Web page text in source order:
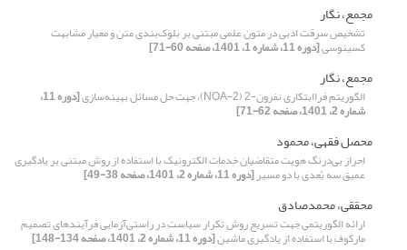
مجمع، نگار
تشخیص سرقت ادبی در متون علمی مبتنی بر بلوک‌بندی متن و معیار مشابهت
کسینوسی[دوره 11، شماره 1، 1401، صفحه 60-71]
مجمع، نگار
الگوریتم فراابتکاری نفرون-2 (NOA-2)، جهت حل مسائل بهینه‌سازی [دوره 11،
شماره 2، 1401، صفحه 62-71]
محصل فقهی، محمود
احراز بی‌درنگ هویت متقاضیان خدمات الکترونیک با استفاده از روش مبتنی بر یادگیری
عمیق سه بُعدی با دو مسیر[دوره 11، شماره 2، 1401، صفحه 38-49]
محققی، محمدصادق
ارائه الگوریتمی جهت تسریع روش تکرار سیاست در راستی‌آزمایی فرآیندهای تصمیم
مارکوف با استفاده از یادگیری ماشین[دوره 11، شماره 2، 1401، صفحه 134-148]